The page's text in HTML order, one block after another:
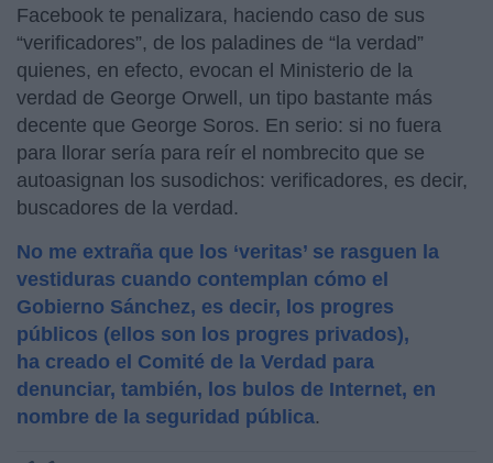
Facebook te penalizara, haciendo caso de sus
“verificadores”, de los paladines de “la verdad”
quienes, en efecto, evocan el Ministerio de la
verdad de George Orwell, un tipo bastante más
decente que George Soros. En serio: si no fuera
para llorar sería para reír el nombrecito que se
autoasignan los susodichos: verificadores, es decir,
buscadores de la verdad.
No me extraña que los ‘veritas’ se rasguen la
vestiduras cuando contemplan cómo el
Gobierno Sánchez, es decir, los progres
públicos (ellos son los progres privados),
ha creado el Comité de la Verdad para
denunciar, también, los bulos de Internet, en
nombre de la seguridad pública.